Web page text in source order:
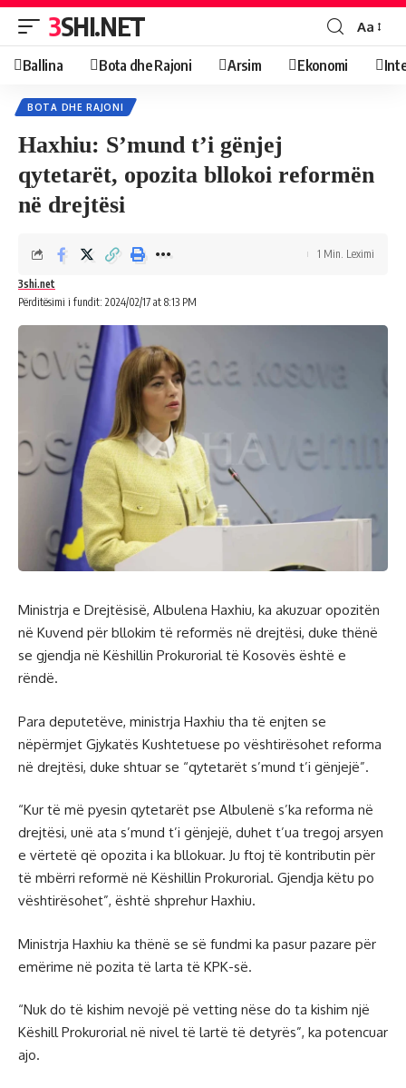
3SHI.NET Aa
Ballina Bota dhe Rajoni Arsim Ekonomi
BOTA DHE RAJONI
Haxhiu: S’mund t’i gënjej
qytetarët, opozita bllokoi reformën
në drejtësi
Përditësimi i fundit: 2024/02/17 at 8:13 PM
3shi.net
1 Min. Leximi
Ministrja e Drejtësisë, Albulena Haxhiu, ka akuzuar opozitën
në Kuvend për bllokim të reformës në drejtësi, duke thënë
se gjendja në Këshillin Prokurorial të Kosovës është e
rëndë.
Para deputetëve, ministrja Haxhiu tha të enjten se
nëpërmjet Gjykatës Kushtetuese po vështirësohet reforma
në drejtësi, duke shtuar se “qytetarët s’mund t’i gënjejë”.
“Kur të më pyesin qytetarët pse Albulenë s’ka reforma në
drejtësi, unë ata s’mund t’i gënjejë, duhet t’ua tregoj arsyen
e vërtetë që opozita i ka bllokuar. Ju ftoj të kontributin për
të mbërri reformë në Këshillin Prokurorial. Gjendja këtu po
vështirësohet”, është shprehur Haxhiu.
Ministrja Haxhiu ka thënë se së fundmi ka pasur pazare për
emërime në pozita të larta të KPK-së.
“Nuk do të kishim nevojë pë vetting nëse do ta kishim një
Këshill Prokurorial në nivel të lartë të detyrës”, ka potencuar
ajo.